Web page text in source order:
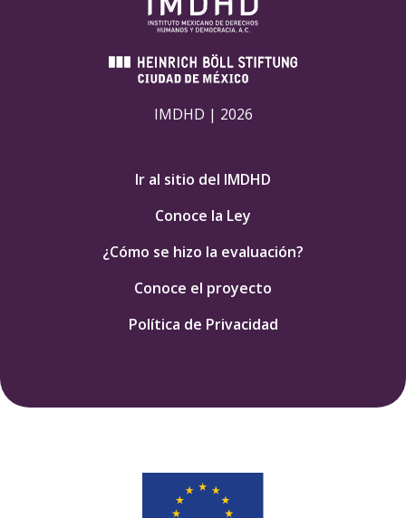
IMDHD | 2026
Ir al sitio del IMDHD
Conoce la Ley
¿Cómo se hizo la evaluación?
Conoce el proyecto
Política de Privacidad